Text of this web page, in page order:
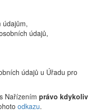
údajům,
údajů,
údajů u Úřadu pro
Nařízením právo kdykoliv
odkazu.